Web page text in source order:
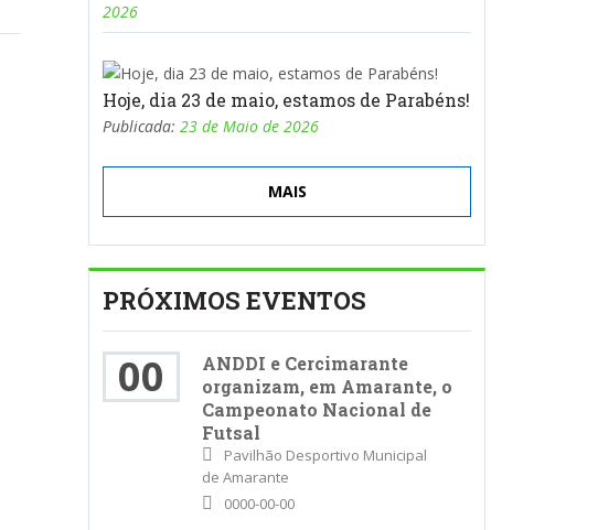
2026
Hoje, dia 23 de maio, estamos de Parabéns!
Publicada: 23 de Maio de 2026
MAIS
PRÓXIMOS EVENTOS
00
ANDDI e Cercimarante
organizam, em Amarante, o
Campeonato Nacional de
Futsal
Pavilhão Desportivo Municipal
de Amarante
0000-00-00